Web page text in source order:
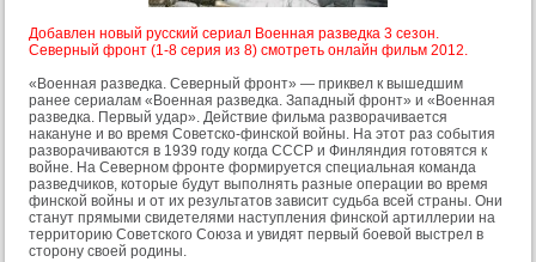
Добавлен новый русский сериал Военная разведка 3 сезон.
Северный фронт (1-8 серия из 8) смотреть онлайн фильм 2012.
«Военная разведка. Северный фронт» — приквел к вышедшим
ранее сериалам «Военная разведка. Западный фронт» и «Военная
разведка. Первый удар». Действие фильма разворачивается
накануне и во время Советско-финской войны. На этот раз события
разворачиваются в 1939 году когда СССР и Финляндия готовятся к
войне. На Северном фронте формируется специальная команда
разведчиков, которые будут выполнять разные операции во время
финской войны и от их результатов зависит судьба всей страны. Они
станут прямыми свидетелями наступления финской артиллерии на
территорию Советского Союза и увидят первый боевой выстрел в
сторону своей родины.